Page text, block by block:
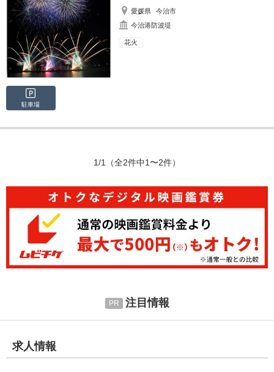
愛媛県
今治市
今治港防波堤
花火
駐車場
1/1 （全2件中1〜2件）
注目情報
求人情報